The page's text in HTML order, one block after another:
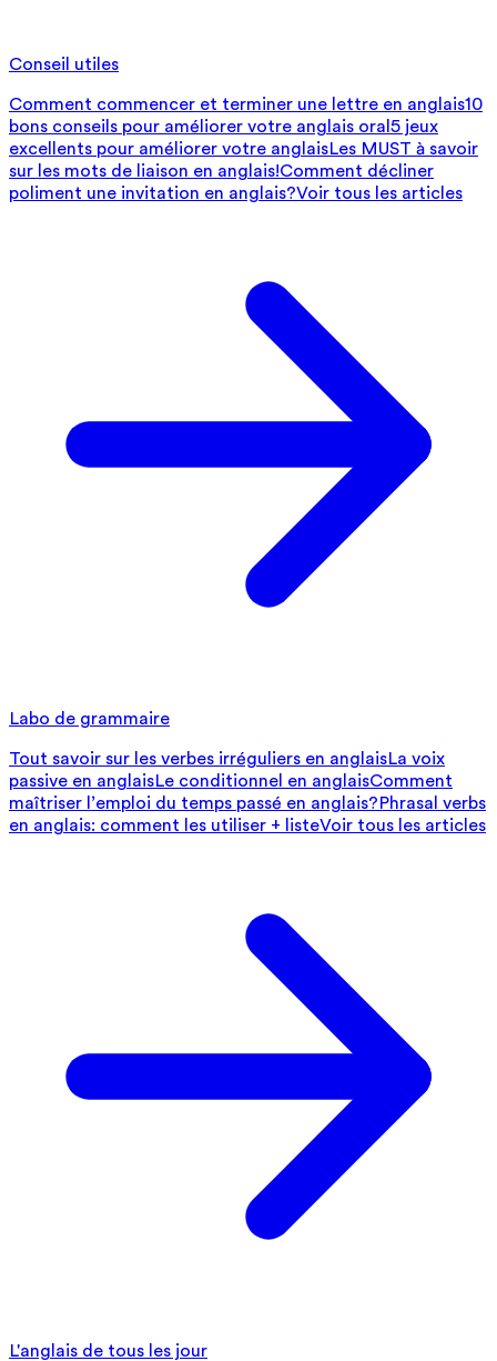
Conseil utiles
Comment commencer et terminer une lettre en anglais10
bons conseils pour améliorer votre anglais oral 5 jeux
excellents pour améliorer votre anglaisLes MUST à savoir
sur les mots de liaison en anglais!Comment décliner
poliment une invitation en anglais?Voir tous les articles
Labo de grammaire
Tout savoir sur les verbes irréguliers en anglaisLa voix
passive en anglaisLe conditionnel en anglaisComment
maîtriser l’emploi du temps passé en anglais?Phrasal verbs
en anglais: comment les utiliser + listeVoir tous les articles
L'anglais de tous les jour